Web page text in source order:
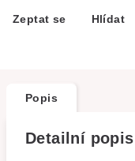
Zeptat se Hlídat
Popis
Detailní